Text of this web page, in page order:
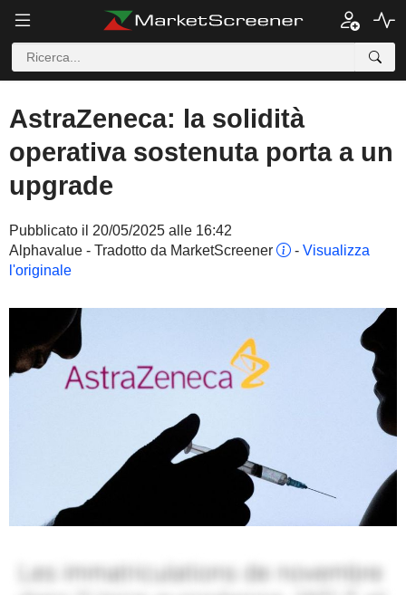
AstraZeneca: la solidità
operativa sostenuta porta a un
upgrade
Pubblicato il 20/05/2025 alle 16:42
Alphavalue - Tradotto da MarketScreener
- Visualizza
l'originale